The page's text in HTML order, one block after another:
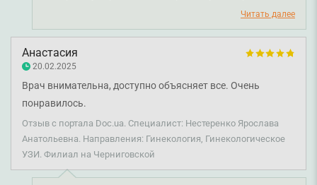
Читать далее
Анастасия
20.02.2025
Врач внимательна, доступно объясняет все. Очень
понравилось.
Отзыв с портала Doc.ua. Специалист: Нестеренко Ярослава
Анатольевна. Направления: Гинекология, Гинекологическое
УЗИ. Филиал на Черниговской